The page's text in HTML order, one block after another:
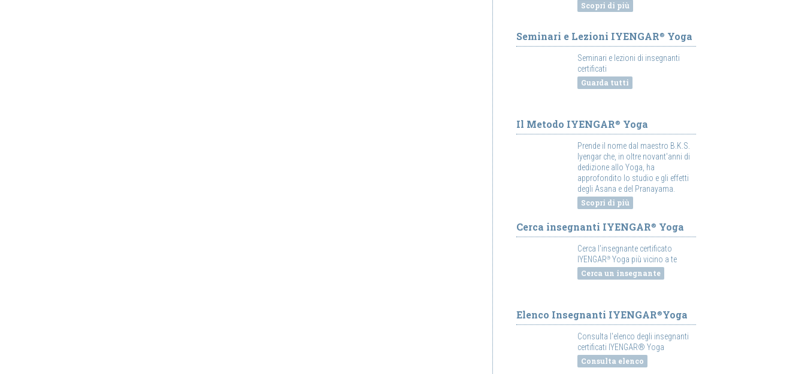
Scopri di più
Seminari e Lezioni IYENGAR® Yoga
Seminari e lezioni di insegnanti
certificati
Guarda tutti
Il Metodo IYENGAR® Yoga
Prende il nome dal maestro B.K.S.
Iyengar che, in oltre novant'anni di
dedizione allo Yoga, ha
approfondito lo studio e gli effetti
degli Asana e del Pranayama.
Scopri di più
Cerca insegnanti IYENGAR® Yoga
Cerca l'insegnante certificato
IYENGAR® Yoga più vicino a te
Cerca un insegnante
Elenco Insegnanti IYENGAR®Yoga
Consulta l'elenco degli insegnanti
certificati IYENGAR® Yoga
Consulta elenco